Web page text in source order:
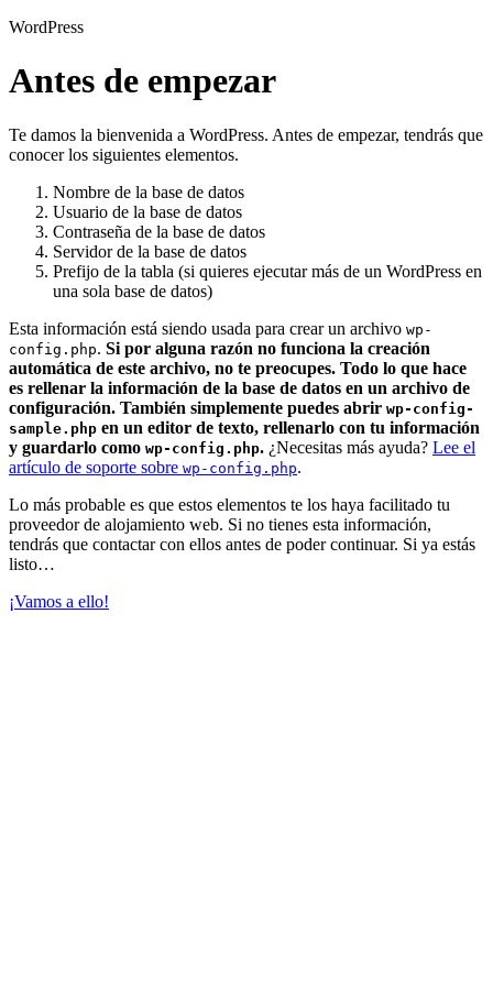
WordPress
Antes de empezar
Te damos la bienvenida a WordPress. Antes de empezar, tendrás que
conocer los siguientes elementos.
Nombre de la base de datos
Usuario de la base de datos
Contraseña de la base de datos
Servidor de la base de datos
Prefijo de la tabla (si quieres ejecutar más de un WordPress en
una sola base de datos)
Esta información está siendo usada para crear un archivo wp-
config.php. Si por alguna razón no funciona la creación
automática de este archivo, no te preocupes. Todo lo que hace
es rellenar la información de la base de datos en un archivo de
configuración. También simplemente puedes abrir wp-config-
sample.php en un editor de texto, rellenarlo con tu información
y guardarlo como wp-config.php. ¿Necesitas más ayuda? Lee el
artículo de soporte sobre wp-config.php.
Lo más probable es que estos elementos te los haya facilitado tu
proveedor de alojamiento web. Si no tienes esta información,
tendrás que contactar con ellos antes de poder continuar. Si ya estás
listo…
¡Vamos a ello!